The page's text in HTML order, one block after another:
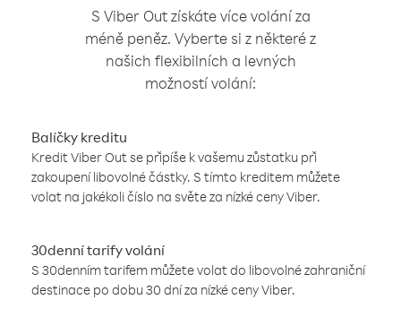
S Viber Out získáte více volání za
méně peněz. Vyberte si z některé z
našich flexibilních a levných
možností volání:
Balíčky kreditu
Kredit Viber Out se připíše k vašemu zůstatku při
zakoupení libovolné částky. S tímto kreditem můžete
volat na jakékoli číslo na světe za nízké ceny Viber.
30denní tarify volání
S 30denním tarifem můžete volat do libovolné zahraniční
destinace po dobu 30 dní za nízké ceny Viber.